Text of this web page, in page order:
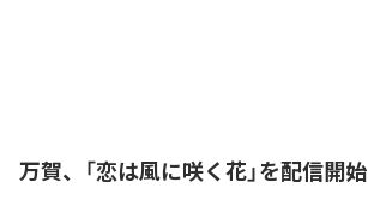
万賀、「恋は風に咲く花」を配信開始